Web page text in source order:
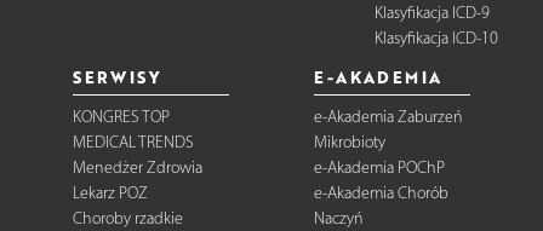
Klasyfikacja ICD-9
Klasyfikacja ICD-10
SERWISY
KONGRES TOP
MEDICAL TRENDS
Menedżer Zdrowia
Lekarz POZ
Choroby rzadkie
E-AKADEMIA
e-Akademia Zaburzeń
Mikrobioty
e-Akademia POChP
e-Akademia Chorób
Naczyń